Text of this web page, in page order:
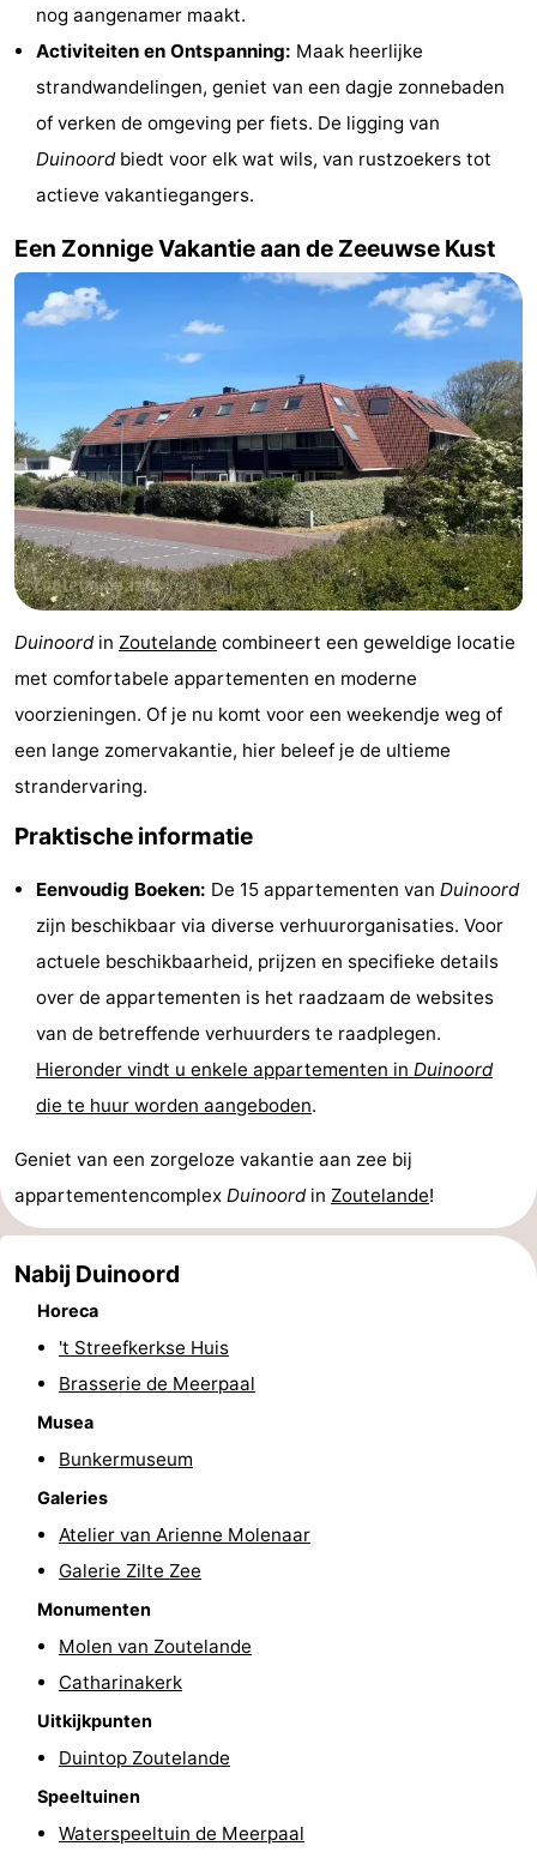
Wandelen
Paardrijden
Golfbanen
paravliegen
drinken
Ringrijden
Forum
Route
-
Parkeren
Reisboekenwinkel
Medische
adressen
Zeeland
Duiveland
Brouwershaven
Bruinisse
Zierikzee
-
Natuur
-
Haamstede
Natuur
van
Schouwen
Walcheren
Veere
Natuur
Oranjezon
Oostkapelle
Natuur
Mantelingen
Westkapelle
Walcherse
Dishoek
Vlissingen
nog aangenamer maakt.
Activiteiten en Ontspanning: Maak heerlijke
strandwandelingen, geniet van een dagje zonnebaden
of verken de omgeving per fiets. De ligging van
Duinoordbiedt voor elk wat wils, van rustzoekers tot
actieve vakantiegangers.
Een Zonnige Vakantie aan de Zeeuwse Kust
Duinoordin Zoutelande combineert een geweldige locatie
met comfortabele appartementen en moderne
voorzieningen. Of je nu komt voor een weekendje weg of
een lange zomervakantie, hier beleef je de ultieme
strandervaring.
Praktische informatie
Eenvoudig Boeken: De 15 appartementen van Duinoord
zijn beschikbaar via diverse verhuurorganisaties. Voor
actuele beschikbaarheid, prijzen en specifieke details
over de appartementen is het raadzaam de websites
van de betreffende verhuurders te raadplegen.
Hieronder vindt u enkele appartementen in Duinoord
die te huur worden aangeboden.
Geniet van een zorgeloze vakantie aan zee bij
appartementencomplex Duinoordin Zoutelande!
Nabij Duinoord
Horeca
't Streefkerkse Huis
Brasserie de Meerpaal
Musea
Bunkermuseum
Galeries
Atelier van Arienne Molenaar
Galerie Zilte Zee
Monumenten
Molen van Zoutelande
Catharinakerk
Uitkijkpunten
Duintop Zoutelande
Speeltuinen
Waterspeeltuin de Meerpaal